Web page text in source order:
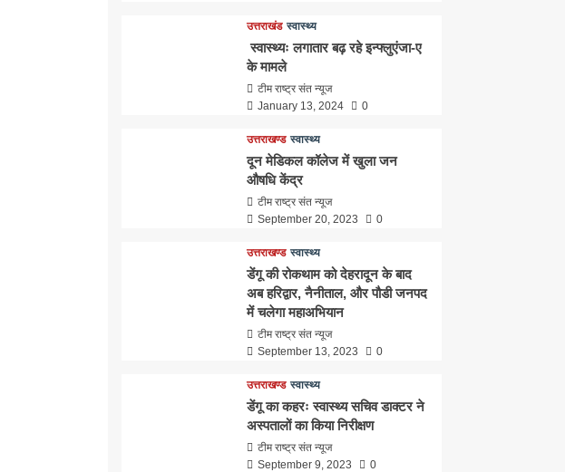
उत्तराखंड स्वास्थ्य
स्वास्थ्यः लगातार बढ़ रहे इन्फ्लुएंजा-ए
के मामले
टीम राष्ट्र संत न्यूज
January 13, 2024
0
उत्तराखण्ड स्वास्थ्य
दून मेडिकल कॉलेज में खुला जन
औषधि केंद्र
टीम राष्ट्र संत न्यूज
September 20, 2023
0
उत्तराखण्ड स्वास्थ्य
डेंगू की रोकथाम को देहरादून के बाद
अब हरिद्वार, नैनीताल, और पौडी जनपद
में चलेगा महाअभियान
टीम राष्ट्र संत न्यूज
September 13, 2023
0
उत्तराखण्ड स्वास्थ्य
डेंगू का कहरः स्वास्थ्य सचिव डाक्टर ने
अस्पतालों का किया निरीक्षण
टीम राष्ट्र संत न्यूज
September 9, 2023
0